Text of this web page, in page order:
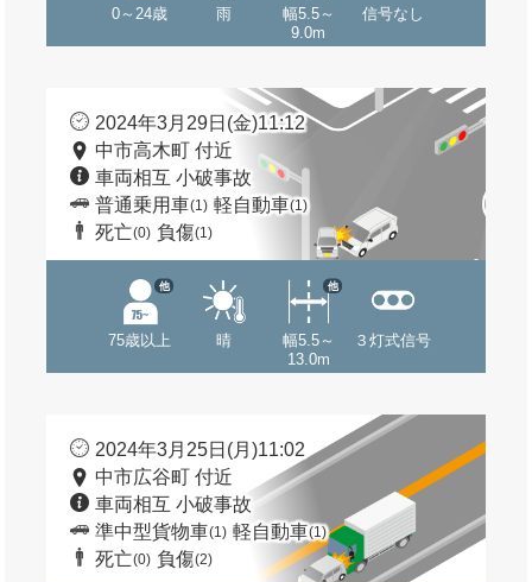
0～24歳 雨
幅5.5～
9.0m
信号なし
2024年3月29日(金)11:12
中市高木町 付近
車両相互 小破事故
普通乗用車(1) 軽自動車(1)
死亡(0) 負傷(1)
75歳以上
他
晴
幅5.5～
13.0m
他
３灯式信号
2024年3月25日(月)11:02
中市広谷町 付近
車両相互 小破事故
準中型貨物車(1) 軽自動車(1)
死亡(0) 負傷(2)